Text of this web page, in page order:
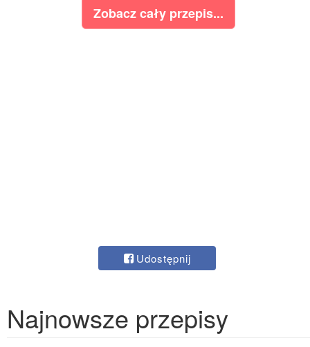
Zobacz cały przepis...
Udostępnij
Najnowsze przepisy